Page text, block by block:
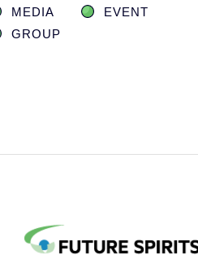
MEDIA
EVENT
GROUP